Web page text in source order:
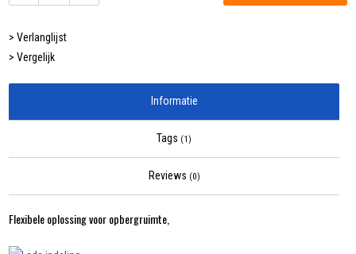
> Verlanglijst
> Vergelijk
Informatie
Tags (1)
Reviews (0)
Flexibele oplossing voor opbergruimte,